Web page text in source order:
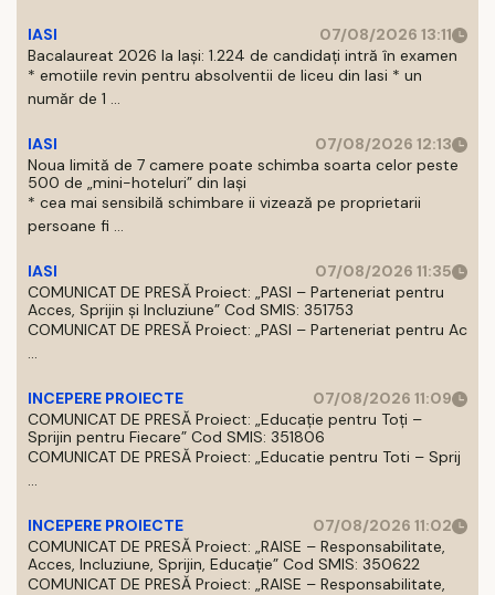
IASI
07/08/2026 13:11
Bacalaureat 2026 la Iași: 1.224 de candidați intră în examen
* emotiile revin pentru absolventii de liceu din Iasi * un
număr de 1 ...
IASI
07/08/2026 12:13
Noua limită de 7 camere poate schimba soarta celor peste
500 de „mini-hoteluri” din Iași
* cea mai sensibilă schimbare ii vizează pe proprietarii
persoane fi ...
IASI
07/08/2026 11:35
COMUNICAT DE PRESĂ Proiect: „PASI – Parteneriat pentru
Acces, Sprijin și Incluziune” Cod SMIS: 351753
COMUNICAT DE PRESĂ Proiect: „PASI – Parteneriat pentru Ac
...
INCEPERE PROIECTE
07/08/2026 11:09
COMUNICAT DE PRESĂ Proiect: „Educație pentru Toți –
Sprijin pentru Fiecare” Cod SMIS: 351806
COMUNICAT DE PRESĂ Proiect: „Educatie pentru Toti – Sprij
...
INCEPERE PROIECTE
07/08/2026 11:02
COMUNICAT DE PRESĂ Proiect: „RAISE – Responsabilitate,
Acces, Incluziune, Sprijin, Educație” Cod SMIS: 350622
COMUNICAT DE PRESĂ Proiect: „RAISE – Responsabilitate,